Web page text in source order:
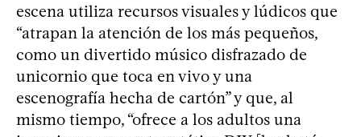
escena utiliza recursos visuales y lúdicos que
“atrapan la atención de los más pequeños,
como un divertido músico disfrazado de
unicornio que toca en vivo y una
escenografía hecha de cartón” y que, al
mismo tiempo, “ofrece a los adultos una